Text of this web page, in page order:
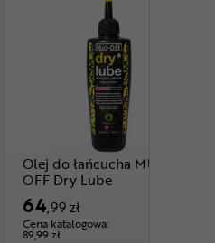
Olej do łańcucha MUC-
OFF Dry LubeCena: 64 ,99 zł
64,99 zł
Cena katalogowa:
89,99 zł